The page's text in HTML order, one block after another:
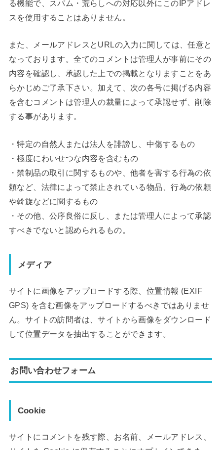
る機能で、スパム・荒らしへの対応以外にこのIPアドレ
スを使用することはありません。
また、メールアドレスとURLの入力に関しては、任意と
なっております。全てのコメントは管理人が事前にその
内容を確認し、承認した上での掲載となりますことをあ
らかじめご了承下さい。加えて、次の各号に掲げる内容
を含むコメントは管理人の裁量によって承認せず、削除
する事があります。
・特定の自然人または法人を誹謗し、中傷するもの
・極度にわいせつな内容を含むもの
・禁制品の取引に関するものや、他者を害する行為の依
頼など、法律によって禁止されている物品、行為の依頼
や斡旋などに関するもの
・その他、公序良俗に反し、または管理人によって承認
すべきでないと認められるもの。
メディア
サイトに画像をアップロードする際、位置情報 (EXIF
GPS) を含む画像をアップロードするべきではありませ
ん。サイトの訪問者は、サイトから画像をダウンロード
して位置データを抽出することができます。
お問い合わせフォーム
Cookie
サイトにコメントを残す際、お名前、メールアドレス、